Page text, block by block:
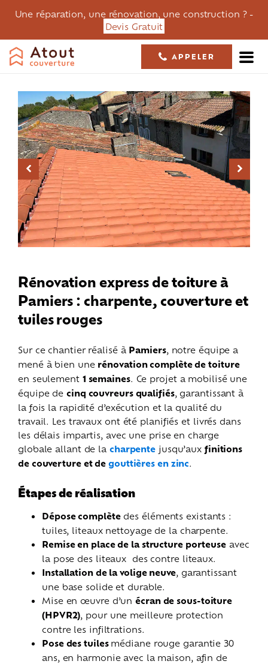
Une réparation, une rénovation, une construction ? -
Devis Gratuit
05 61 36 23 68
APPELER
Rénovation express de toiture à
Pamiers : charpente, couverture et
tuiles rouges
Sur ce chantier réalisé à Pamiers, notre équipe a
mené à bien une rénovation complète de toiture
en seulement 1 semaines. Ce projet a mobilisé une
équipe decinq couvreurs qualifiés, garantissant à
la fois la rapidité d’exécution et la qualité du
travail. Les travaux ont été planifiés et livrés dans
les délais impartis, avec une prise en charge
globale allant de la charpente jusqu’aux finitions
de couverture et de gouttières en zinc.
Étapes de réalisation
Dépose complètedes éléments existants :
tuiles, liteaux nettoyage de la charpente.
Remise en place de la structure porteuse avec
la pose des liteaux des contre liteaux.
Installation de la volige neuve, garantissant
une base solide et durable.
Mise en œuvre d’unécran de sous-toiture
(HPVR2), pour une meilleure protection
contre les infiltrations.
Pose des tuiles médiane rouge garantie 30
ans, en harmonie avec la maison, afin de